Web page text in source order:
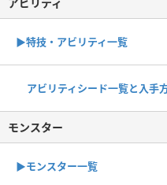
▶︎特技・アビリティ一覧
アビリティシード一覧と入手
モンスター
▶︎モンスター一覧